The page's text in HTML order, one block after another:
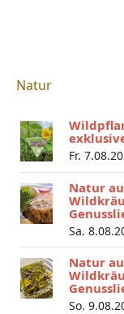
Natur
Fr.
Natur
Sa.
Natur
So.